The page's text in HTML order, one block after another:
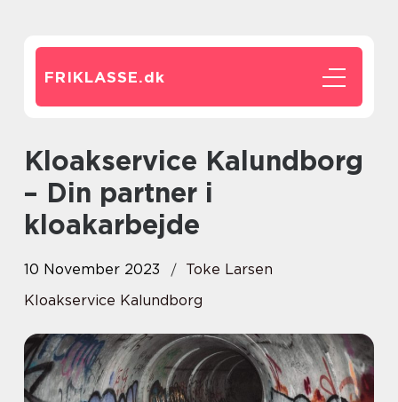
FRIKLASSE.dk
Kloakservice Kalundborg
– Din partner i
kloakarbejde
10 November 2023
Toke Larsen
Kloakservice Kalundborg